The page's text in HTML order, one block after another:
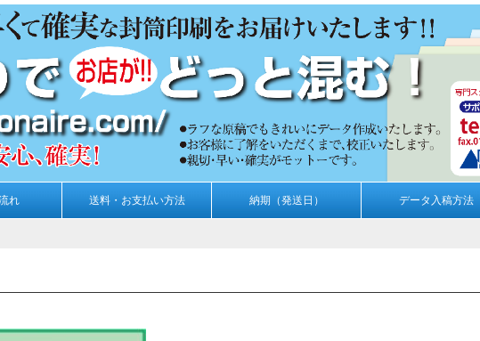
れ 送料・お支払い方法 納期（発送日） データ入稿方法